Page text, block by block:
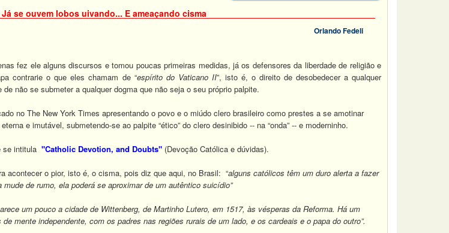
Já se ouvem lobos uivando... E ameaçando cisma
Orlando Fedeli
fez ele alguns discursos e tomou poucas primeiras medidas, já os defensores da liberdade de religião e
contrarie o que eles chamam de “espírito do Vaticano II”, isto é, o direito de desobedecer a qualquer
não se submeter a qualquer dogma que não seja o seu próprio palpite.
no The New York Times apresentando o povo e o miúdo clero brasileiro como prestes a se amotinar
e imutável, submetendo-se ao palpite “ético” do clero desinibido -- na “onda” -- e moderninho.
se intitula "Catholic Devotion, and Doubts" (Devoção Católica e dúvidas).
acontecer o pior, isto é, o cisma, pois diz que aqui, no Brasil: “alguns católicos têm um duro alerta a fazer
de rumo, ela poderá se aproximar de um autêntico suicídio”
um pouco a cidade de Wittenberg, de Martinho Lutero, em 1517, às vésperas da Reforma. Há um
mente independente, com os padres nas regiões rurais de um lado, e os cardeais e o papa do outro”.